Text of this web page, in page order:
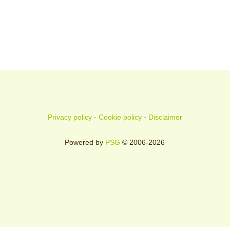
Privacy policy- Cookie policy- Disclaimer
Powered by PSG © 2006-2026